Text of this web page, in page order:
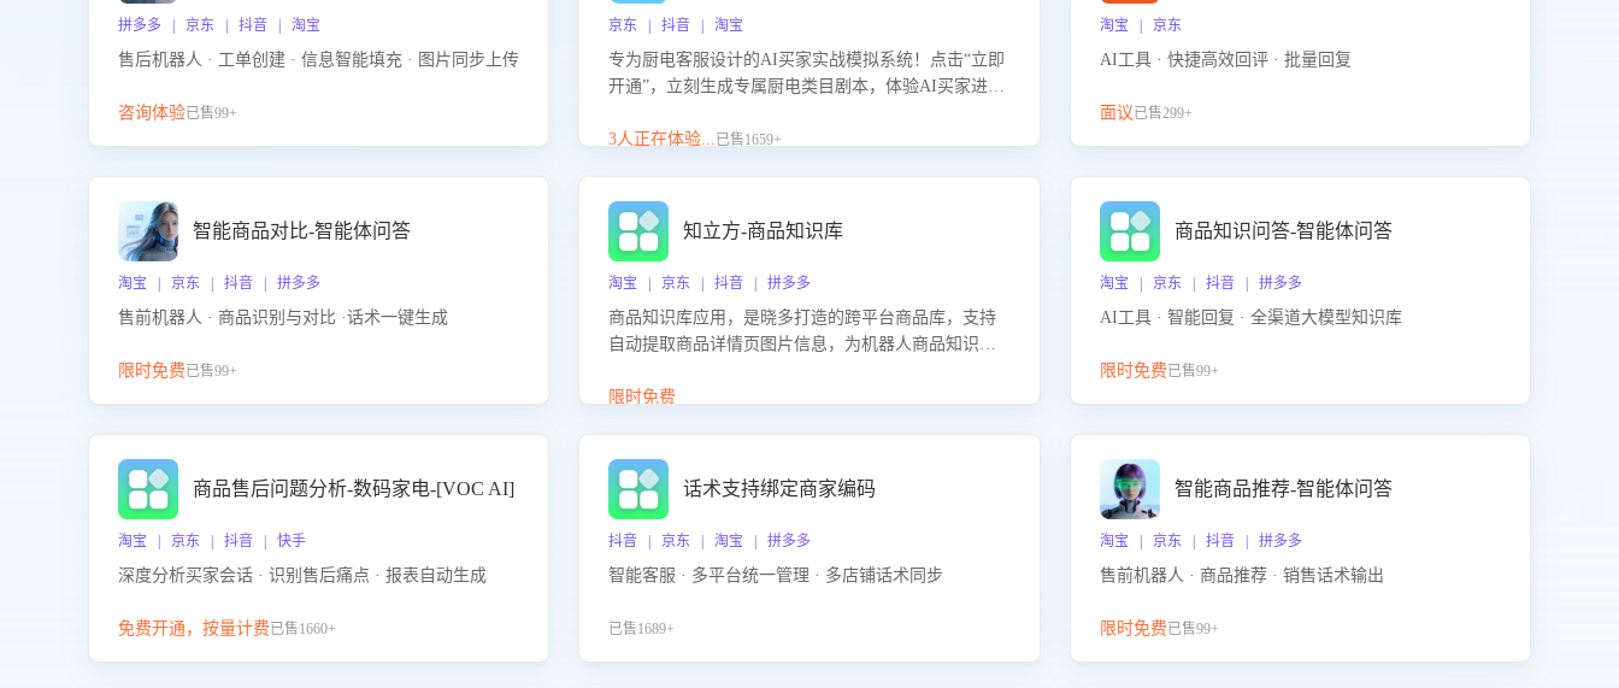
拼多多 | 京东 | 抖音 | 淘宝
售后机器人 · 工单创建 · 信息智能填充 · 图片同步上传
咨询体验已售99+
京东 | 抖音 | 淘宝
专为厨电客服设计的AI买家实战模拟系统！点击“立即
开通”，立刻生成专属厨电类目剧本，体验AI买家进线
能咨询”等真实场景应对技巧！
3人正在体验...已售1659+
淘宝 | 京东
AI工具 · 快捷高效回评 · 批量回复
面议已售299+
智能商品对比-智能体问答
淘宝 | 京东 | 抖音 | 拼多多
售前机器人 · 商品识别与对比 ·话术一键生成
限时免费已售99+
知立方-商品知识库
淘宝 | 京东 | 抖音 | 拼多多
商品知识库应用，是晓多打造的跨平台商品库，支持
自动提取商品详情页图片信息，为机器人商品知识问
商品知识。
限时免费
商品知识问答-智能体问答
淘宝 | 京东 | 抖音 | 拼多多
AI工具 · 智能回复 · 全渠道大模型知识库
限时免费已售99+
商品售后问题分析-数码家电-[VOC AI]
淘宝 | 京东 | 抖音 | 快手
深度分析买家会话 · 识别售后痛点 · 报表自动生成
免费开通，按量计费已售1660+
话术支持绑定商家编码
抖音 | 京东 | 淘宝 | 拼多多
智能客服 · 多平台统一管理 · 多店铺话术同步
已售1689+
智能商品推荐-智能体问答
淘宝 | 京东 | 抖音 | 拼多多
售前机器人 · 商品推荐 · 销售话术输出
限时免费已售99+